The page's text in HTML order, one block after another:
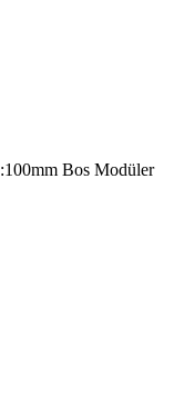
Bos Modüler